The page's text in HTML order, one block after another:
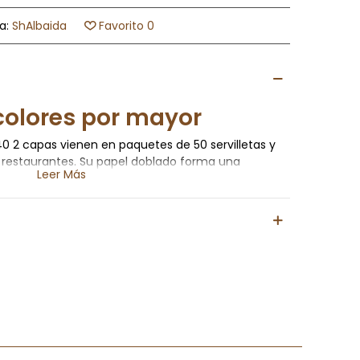
ShAlbaida Favorito 0
por mayor
2 capas vienen en paquetes de 50 servilletas y
Su papel doblado forma una
las dos capas le permiten tener una
para ayudar a limpiar la o liquidos que se
o manos, estas servilletas son servilletas de
Leer Más